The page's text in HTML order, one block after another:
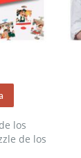
los
de los